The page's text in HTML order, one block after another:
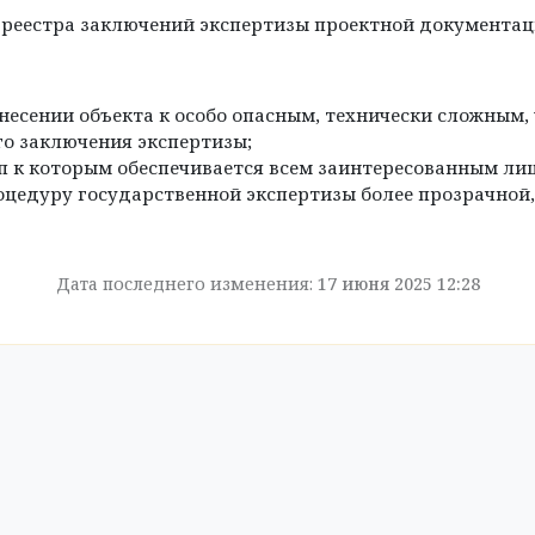
заключений экспертизы проектной
объекта к особо опасным, технически
заключения экспертизы;
к которым обеспечивается всем заинтересованным
государственной экспертизы более
Дата последнего изменения: 17 июня 2025 12:28